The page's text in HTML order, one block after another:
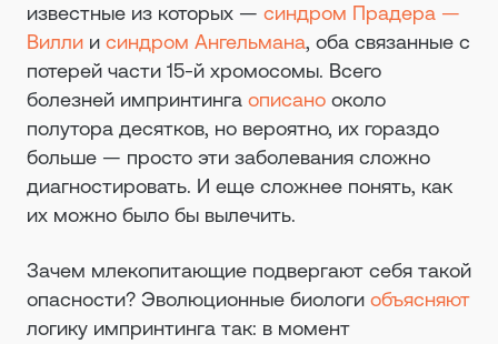
известные из которых — синдром Прадера —
Вилли и синдром Ангельмана, оба связанные с
потерей части 15-й хромосомы. Всего
болезней импринтинга описано около
полутора десятков, но вероятно, их гораздо
больше — просто эти заболевания сложно
диагностировать. И еще сложнее понять, как
их можно было бы вылечить.
Зачем млекопитающие подвергают себя такой
опасности? Эволюционные биологи объясняют
логику импринтинга так: в момент